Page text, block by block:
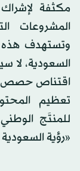
مكثفة
المشروعات
وتستهدف
السعودية، لا
اقتناص حصص
تعظيم
للمنتَج
«رؤيةالسعودية